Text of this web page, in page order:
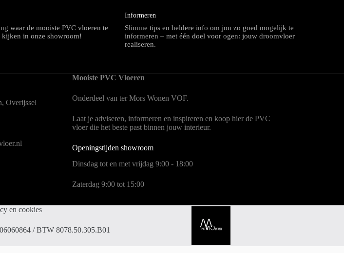
waar de mooiste PVC vloeren te
in onze showroom!
Informeren
Slimme tips en heldere info om jou zo goed mogelijk te
informeren – met één doel voor ogen: jouw droomvloer
realiseren.
Overijssel
Mooiste PVC Vloeren
Onderdeel van ter Mors Wonen VOF.
Laat je adviseren, informeren en inspireren en koop hier de PVC
vloer die het beste past binnen jouw interieur.
Openingstijden showroom
Dinsdag tot en met vrijdag 9:00 - 18:00
Zaterdag 9:00 tot 15:00
en cookies
/ BTW 8078.50.305.B01